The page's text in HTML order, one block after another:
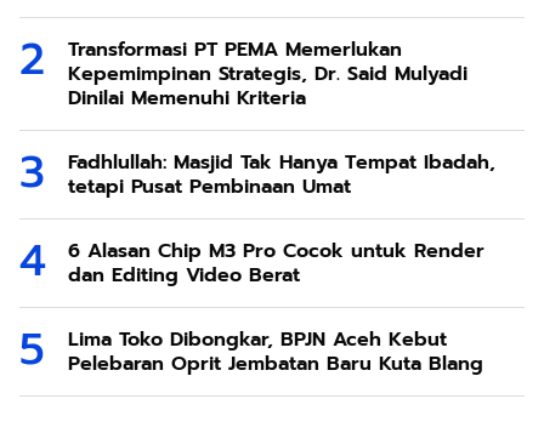
Transformasi PT PEMA Memerlukan
Kepemimpinan Strategis, Dr. Said Mulyadi
Dinilai Memenuhi Kriteria
Fadhlullah: Masjid Tak Hanya Tempat Ibadah,
tetapi Pusat Pembinaan Umat
6 Alasan Chip M3 Pro Cocok untuk Render
dan Editing Video Berat
Lima Toko Dibongkar, BPJN Aceh Kebut
Pelebaran Oprit Jembatan Baru Kuta Blang